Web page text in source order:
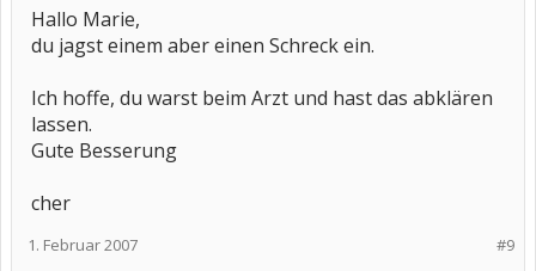
Hallo Marie,
du jagst einem aber einen Schreck ein.
Ich hoffe, du warst beim Arzt und hast das abklären
lassen.
Gute Besserung
cher
#9
1. Februar 2007